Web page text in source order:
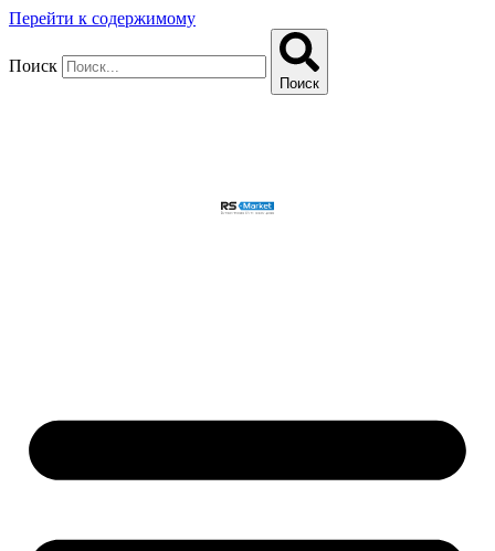
Перейти к содержимому
Поиск
Поиск